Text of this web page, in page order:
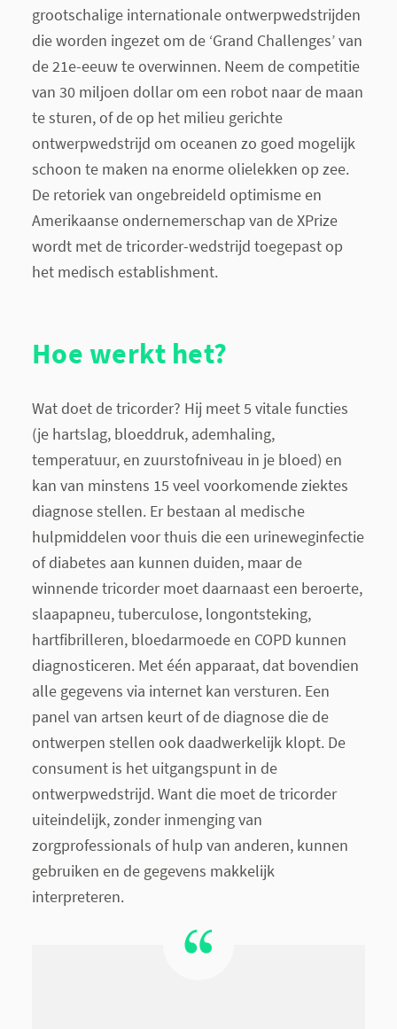
grootschalige internationale ontwerpwedstrijden
die worden ingezet om de ‘Grand Challenges’ van
de 21e-eeuw te overwinnen. Neem de competitie
van 30 miljoen dollar om een robot naar de maan
te sturen, of de op het milieu gerichte
ontwerpwedstrijd om oceanen zo goed mogelijk
schoon te maken na enorme olielekken op zee.
De retoriek van ongebreideld optimisme en
Amerikaanse ondernemerschap van de XPrize
wordt met de tricorder-wedstrijd toegepast op
het medisch establishment.
Hoe werkt het?
Wat doet de tricorder? Hij meet 5 vitale functies
(je hartslag, bloeddruk, ademhaling,
temperatuur, en zuurstofniveau in je bloed) en
kan van minstens 15 veel voorkomende ziektes
diagnose stellen. Er bestaan al medische
hulpmiddelen voor thuis die een urineweginfectie
of diabetes aan kunnen duiden, maar de
winnende tricorder moet daarnaast een beroerte,
slaapapneu, tuberculose, longontsteking,
hartfibrilleren, bloedarmoede en COPD kunnen
diagnosticeren. Met één apparaat, dat bovendien
alle gegevens via internet kan versturen. Een
panel van artsen keurt of de diagnose die de
ontwerpen stellen ook daadwerkelijk klopt. De
consument is het uitgangspunt in de
ontwerpwedstrijd. Want die moet de tricorder
uiteindelijk, zonder inmenging van
zorgprofessionals of hulp van anderen, kunnen
gebruiken en de gegevens makkelijk
interpreteren.